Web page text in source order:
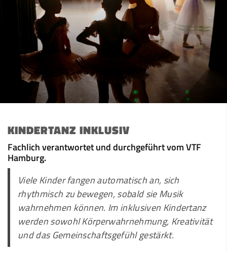
KINDERTANZ INKLUSIV
Fachlich verantwortet und durchgeführt vom VTF
Hamburg.
Viele Kinder fangen automatisch an, sich
rhythmisch zu bewegen, sobald sie Musik
wahrnehmen können. Im inklusiven Kindertanz
werden sowohl Körperwahrnehmung, Kreativität
und das Gemeinschaftsgefühl gestärkt.